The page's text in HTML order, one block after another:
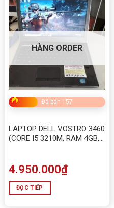
HÀNG ORDER
Đã bán 157
LAPTOP DELL VOSTRO 3460
(CORE I5 3210M, RAM 4GB,
4.950.000₫
ĐỌC TIẾP